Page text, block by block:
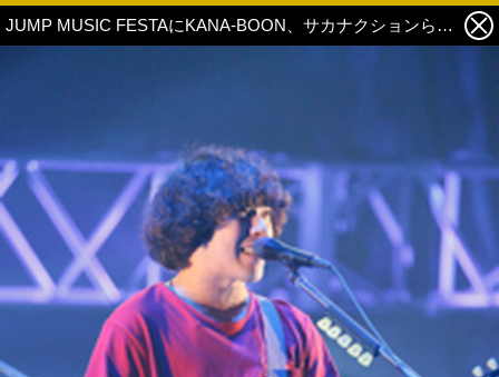
JUMP MUSIC FESTAにKANA-BOON、サカナクションら出演！7月7日ライブレポート公開 7枚目の写真・画像